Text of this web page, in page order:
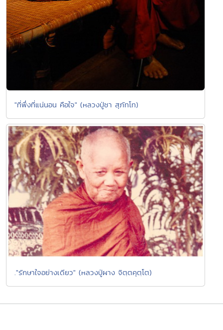
"ที่พึ่งที่แน่นอน คือใจ" (หลวงปู่ชา สุภัทโท)
."รักษาใจอย่างเดียว" (หลวงปู่ผาง จิตฺตคุตฺโต)